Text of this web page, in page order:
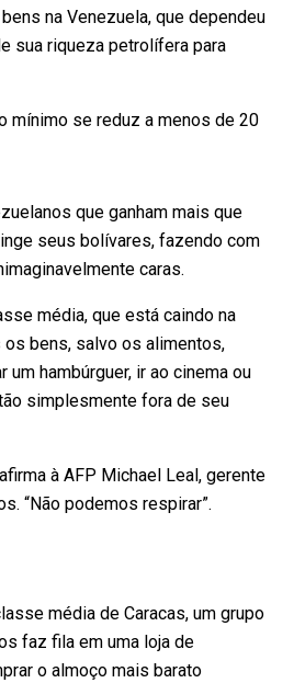
na Venezuela, que dependeu
sua riqueza petrolífera para
mínimo se reduz a menos de 20
que ganham mais que
seus bolívares, fazendo com
caras.
média, que está caindo na
bens, salvo os alimentos,
um hambúrguer, ir ao cinema ou
simplesmente fora de seu
à AFP Michael Leal, gerente
“Não podemos respirar”.
média de Caracas, um grupo
faz fila em uma loja de
o almoço mais barato